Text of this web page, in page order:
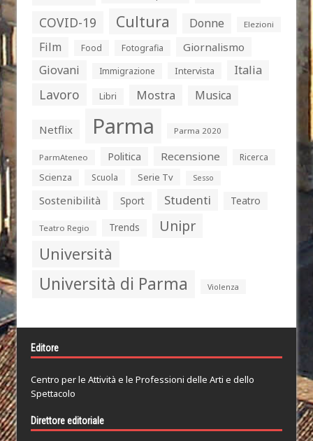
COVID-19 Cultura Donne Elezioni
Film Food Fotografia Giornalismo
Giovani Immigrazione Intervista Italia
Lavoro Libri Mostra Musica
Netflix Parma Parma 2020
ParmAteneo Politica Recensione
Ricerca
Scienza
Scuola Serie Tv Sesso
Sostenibilità Sport Studenti Teatro
Teatro Regio Trends Unipr
Università
Università di Parma Violenza
Editore
Centro per le Attività e le Professioni delle Arti e dello
Spettacolo
Direttore editoriale